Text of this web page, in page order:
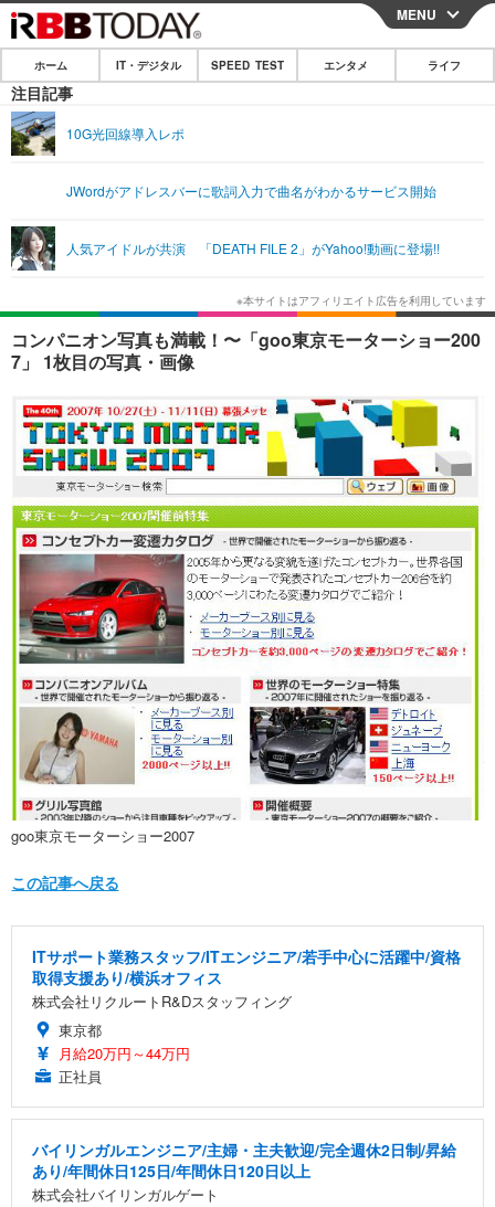
CLOSE
ホーム
IT・デジタル
ショッピング その他
エンタメTOP 映画・ドラマ
韓国・芸能
音楽 スポーツ
ショッピング その他
ライフ
ライフTOP グルメ
ペット ショッピング
リリース一覧
プッシュ通知の停止方法
MENU
ホーム IT・デジタル SPEED TEST エンタメ ライフ
注目記事
10G光回線導入レポ
JWordがアドレスバーに歌詞入力で曲名がわかるサービス開始
人気アイドルが共演 「DEATH FILE 2」がYahoo!動画に登場!!
コンパニオン写真も満載！〜「goo東京モーターショー200
7」 1枚目の写真・画像
goo東京モーターショー2007
この記事へ戻る
ITサポート業務スタッフ/ITエンジニア/若手中心に活躍中/資格
取得支援あり/横浜オフィス
株式会社リクルートR&Dスタッフィング
東京都
月給20万円～44万円
正社員
バイリンガルエンジニア/主婦・主夫歓迎/完全週休2日制/昇給
あり/年間休日125日/年間休日120日以上
株式会社バイリンガルゲート